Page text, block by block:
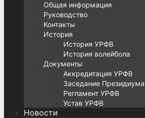
Общая информация
Руководство
Контакты
История
История УРФВ
История волейбола
Документы
Аккредитация УРФВ
Заседание
Регламент УРФВ
Устав УРФВ
Новости